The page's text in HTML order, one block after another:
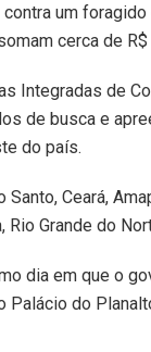
um
cerca de
Integradas de
de busca e
do país.
Ceará,
Rio Grande do
dia em que o
Palácio do